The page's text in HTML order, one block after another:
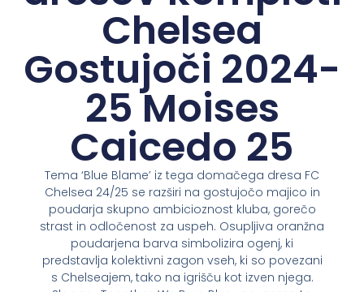
Chelsea
Gostujoči 2024-
25 Moises
Caicedo 25
Tema ‘Blue Blame’ iz tega domačega dresa FC
Chelsea 24/25 se razširi na gostujočo majico in
poudarja skupno ambicioznost kluba, gorečo
strast in odločenost za uspeh. Osupljiva oranžna
poudarjena barva simbolizira ogenj, ki
predstavlja kolektivni zagon vseh, ki so povezani
s Chelseajem, tako na igrišču kot izven njega.